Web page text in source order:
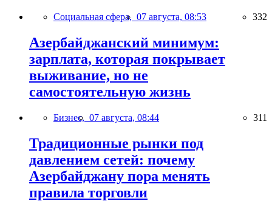
Социальная сфера, 07 августа, 08:53 332
Азербайджанский минимум:
зарплата, которая покрывает
выживание, но не
самостоятельную жизнь
Бизнес, 07 августа, 08:44 311
Традиционные рынки под
давлением сетей: почему
Азербайджану пора менять
правила торговли